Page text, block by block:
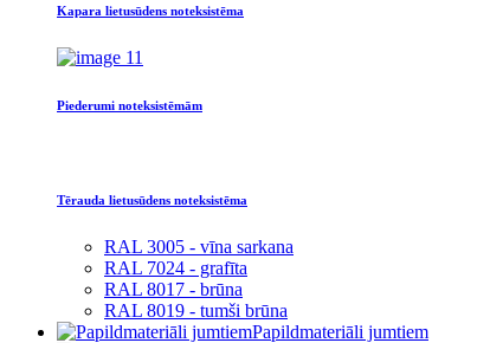
Kapara lietusūdens noteksistēma
Piederumi noteksistēmām
Tērauda lietusūdens noteksistēma
RAL 3005 - vīna sarkana
RAL 7024 - grafīta
RAL 8017 - brūna
RAL 8019 - tumši brūna
Papildmateriāli jumtiem